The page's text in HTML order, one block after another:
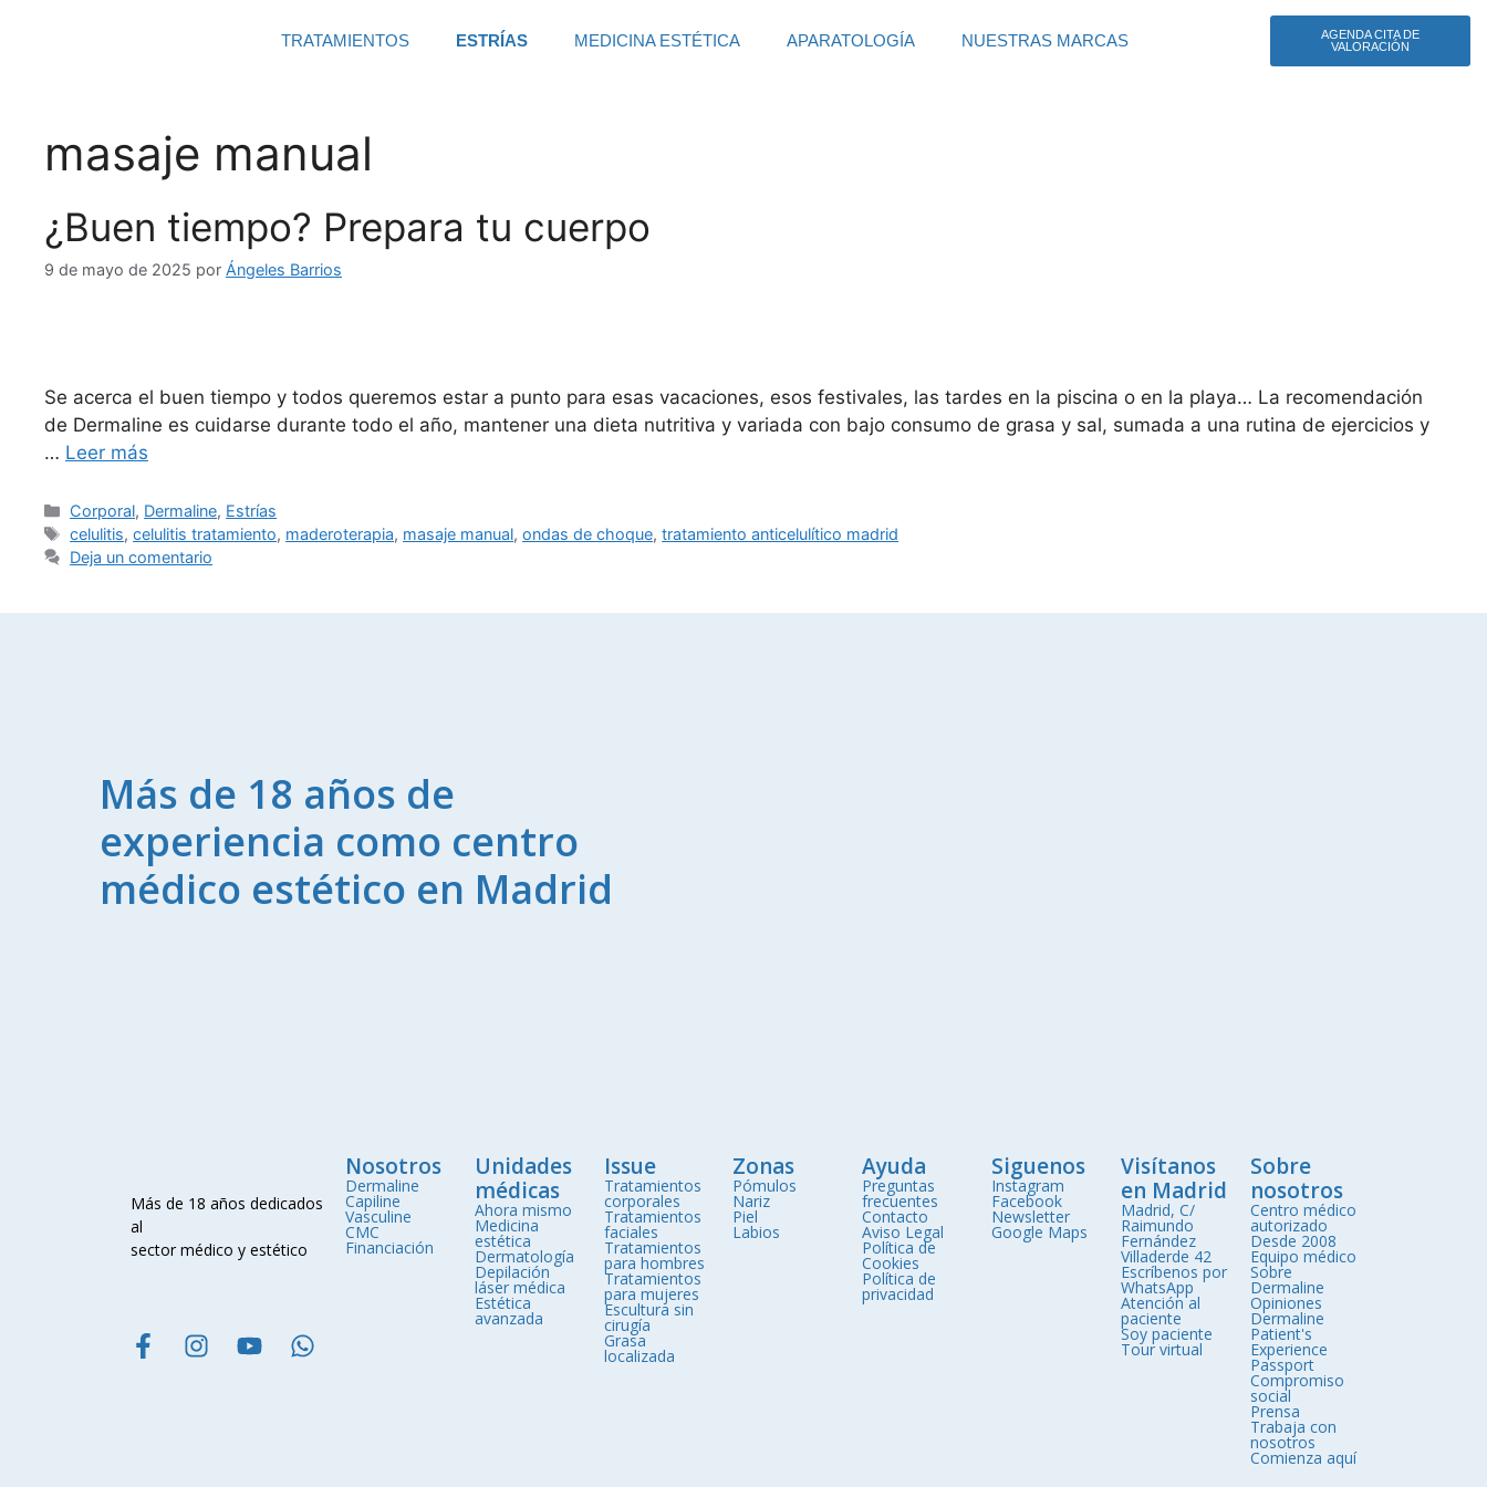
TRATAMIENTOS ESTRÍAS MEDICINA ESTÉTICA APARATOLOGÍA NUESTRAS MARCAS
AGENDA CITA DE
VALORACIÓN
masaje manual
¿Buen tiempo? Prepara tu cuerpo
9 de mayo de 2025 por Ángeles Barrios
Se acerca el buen tiempo y todos queremos estar a punto para esas vacaciones, esos festivales, las tardes en la piscina o en la playa… La recomendación
de Dermaline es cuidarse durante todo el año, mantener una dieta nutritiva y variada con bajo consumo de grasa y sal, sumada a una rutina de ejercicios y
… Leer más
Corporal, Dermaline, Estrías
celulitis,celulitis tratamiento, maderoterapia, masaje manual,ondas de choque,tratamiento anticelulítico madrid
Deja un comentario
Más de 18 años de
experiencia como centro
médico estético en Madrid
Más de 18 años dedicados
al
sector médico y estético
Nosotros
Dermaline
Capiline
Vasculine
CMC
Financiación
Unidades
médicas
Ahora mismo
Medicina
estética
Dermatología
Depilación
láser médica
Estética
avanzada
Issue
Tratamientos
corporales
Tratamientos
faciales
Tratamientos
para hombres
Tratamientos
para mujeres
Escultura sin
cirugía
Grasa
localizada
Zonas
Pómulos
Nariz
Piel
Labios
Ayuda
Preguntas
frecuentes
Contacto
Aviso Legal
Política de
Cookies
Política de
privacidad
Siguenos
Instagram
Facebook
Newsletter
Google Maps
Visítanos
en Madrid
Madrid, C/
Raimundo
Fernández
Villaderde 42
Escríbenos por
WhatsApp
Atención al
paciente
Soy paciente
Tour virtual
Sobre
nosotros
Centro médico
autorizado
Desde 2008
Equipo médico
Sobre
Dermaline
Opiniones
Dermaline
Patient's
Experience
Passport
Compromiso
social
Prensa
Trabaja con
nosotros
Comienza aquí